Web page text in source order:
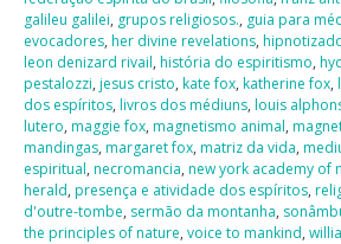
galileu galilei, grupos religiosos., guia para
evocadores, her divine revelations,
leon denizard rivail, história do espiritismo,
pestalozzi, jesus cristo, kate fox, katherine fox,
dos espíritos, livros dos médiuns, louis
lutero, maggie fox, magnetismo animal,
mandingas, margaret fox, matriz da vida,
espiritual, necromancia, new york academy of
herald, presença e atividade dos espíritos,
d'outre-tombe, sermão da montanha,
the principles of nature, voice to mankind,